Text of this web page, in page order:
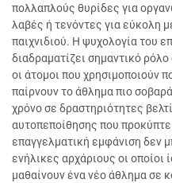
πολλαπλούς θυρίδες για
λαβές ή τενόντες για εύκολη
παιχνιδιού. Η ψυχολογία του
διαδραματίζει σημαντικό
οι άτομοι που χρησιμοποιούν
παίρνουν το άθλημα πιο
χρόνο σε δραστηριότητες
αυτοπεποίθησης που
επαγγελματική εμφάνιση δεν
ενήλικες αρχάριους οι
μαθαίνουν ένα νέο άθλημα σε